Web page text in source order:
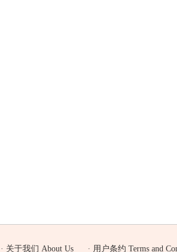
· 关于我们 About Us · 用户条约 Terms and